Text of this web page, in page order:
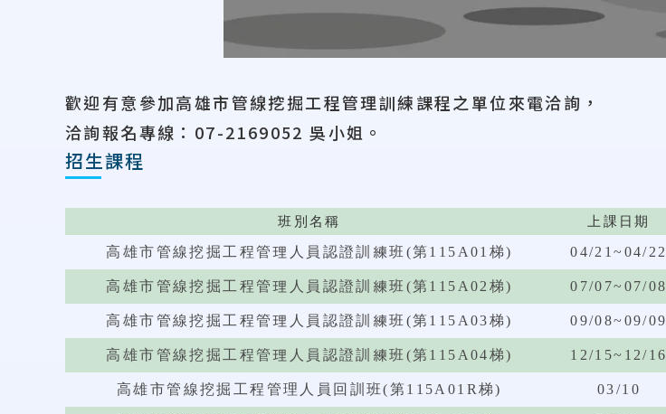
歡迎有意參加高雄市管線挖掘工程管理訓練課程之單位來電洽詢，
洽詢報名專線：07-2169052 吳小姐。
招生課程
班別名稱 上課日期
高雄市管線挖掘工程管理人員認證訓練班(第115A01梯) 04/21~04/22
高雄市管線挖掘工程管理人員認證訓練班(第115A02梯) 07/07~07/08
高雄市管線挖掘工程管理人員認證訓練班(第115A03梯) 09/08~09/09
高雄市管線挖掘工程管理人員認證訓練班(第115A04梯) 12/15~12/16
高雄市管線挖掘工程管理人員回訓班(第115A01R梯) 03/10